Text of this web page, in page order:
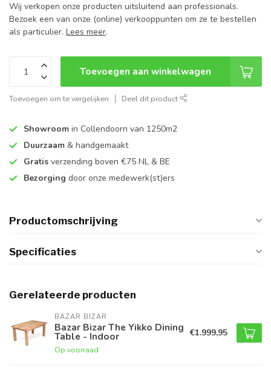
Wij verkopen onze producten uitsluitend aan professionals.
Bezoek een van onze (online) verkooppunten om ze te bestellen
als particulier. Lees meer.
Toevoegen aan winkelwagen
Toevoegen om te vergelijken Deel dit product
Showroom in Collendoorn van 1250m2
Duurzaam & handgemaakt
Gratis verzending boven €75 NL & BE
Bezorging door onze medewerk(st)ers
Productomschrijving
Specificaties
Gerelateerde producten
BAZAR BIZAR
Bazar Bizar The Yikko Dining
Table - Indoor
Op voorraad
€1.999,95